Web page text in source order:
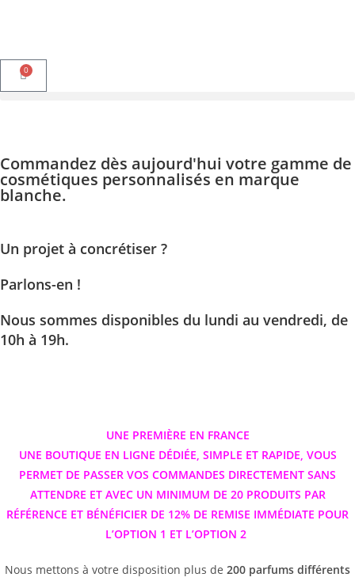
0
Commandez dès aujourd'hui votre gamme de
cosmétiques personnalisés en marque
blanche.
Un projet à concrétiser ?
Parlons-en !
Nous sommes disponibles du lundi au vendredi, de
10h à 19h.
UNE PREMIÈRE EN FRANCE
UNE BOUTIQUE EN LIGNE DÉDIÉE, SIMPLE ET RAPIDE, VOUS
PERMET DE PASSER VOS COMMANDES DIRECTEMENT SANS
ATTENDRE ET AVEC UN MINIMUM DE 20 PRODUITS PAR
RÉFÉRENCE ET BÉNÉFICIER DE 12% DE REMISE IMMÉDIATE POUR
L’OPTION 1 ET L’OPTION 2
Nous mettons à votre disposition plus de 200 parfums différents